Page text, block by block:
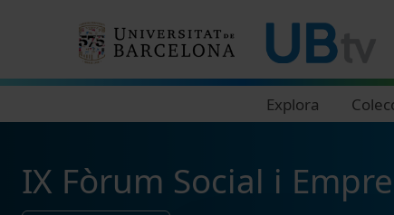
Explora
IX Fòrum Social i